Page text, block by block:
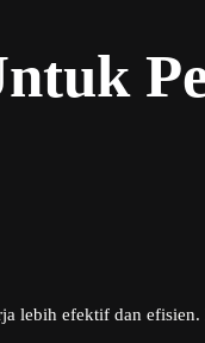
lebih efektif dan